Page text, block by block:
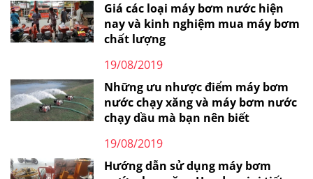
Giá các loại máy bơm nước hiện
nay và kinh nghiệm mua máy bơm
chất lượng
19/08/2019
Những ưu nhược điểm máy bơm
nước chạy xăng và máy bơm nước
chạy dầu mà bạn nên biết
19/08/2019
Hướng dẫn sử dụng máy bơm